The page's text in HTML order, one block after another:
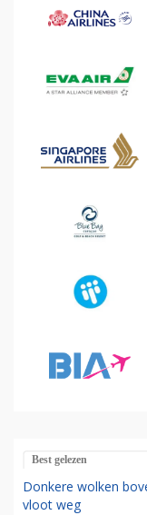
Best gelezen
Donkere wolken
vloot weg